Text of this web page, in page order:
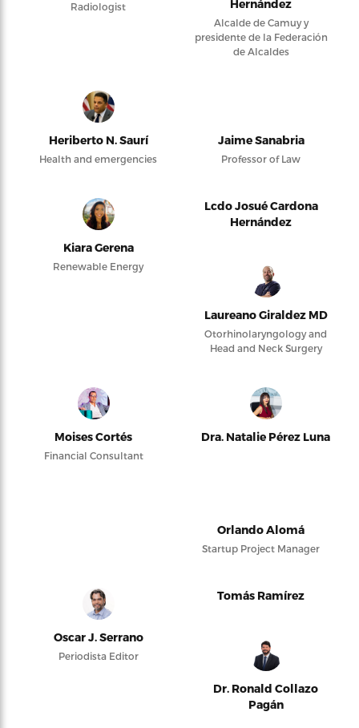
Radiologist
Hernández
Alcalde de Camuy y
presidente de la Federación
de Alcaldes
Heriberto N. Saurí
Health and emergencies
Jaime Sanabria
Professor of Law
Kiara Gerena
Renewable Energy
Lcdo Josué Cardona
Hernández
Laureano Giraldez MD
Otorhinolaryngology and
Head and Neck Surgery
Moises Cortés
Financial Consultant
Dra. Natalie Pérez Luna
Orlando Alomá
Startup Project Manager
Oscar J. Serrano
Periodista Editor
Tomás Ramírez
Dr. Ronald Collazo
Pagán